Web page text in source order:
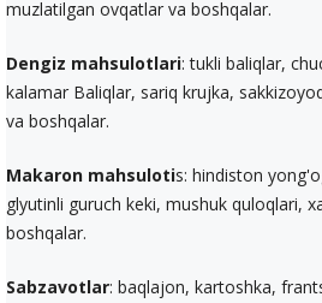
muzlatilgan ovqatlar va boshqalar.
Dengiz mahsulotlari: tukli baliqlar,
kalamar Baliqlar, sariq krujka,
va boshqalar.
Makaron mahsulotis: hindiston
glyutinli guruch keki, mushuk quloqlari,
boshqalar.
Sabzavotlar: baqlajon, kartoshka,